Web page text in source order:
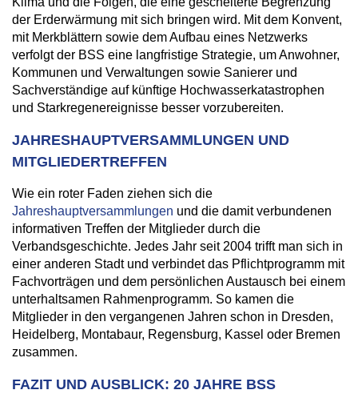
der Erderwärmung mit sich bringen wird. Mit dem Konvent,
mit Merkblättern sowie dem Aufbau eines Netzwerks
verfolgt der BSS eine langfristige Strategie, um Anwohner,
Kommunen und Verwaltungen sowie Sanierer und
Sachverständige auf künftige Hochwasserkatastrophen
und Starkregenereignisse besser vorzubereiten.
JAHRESHAUPTVERSAMMLUNGEN UND
MITGLIEDERTREFFEN
Wie ein roter Faden ziehen sich die
Jahreshauptversammlungen und die damit verbundenen
informativen Treffen der Mitglieder durch die
Verbandsgeschichte. Jedes Jahr seit 2004 trifft man sich in
einer anderen Stadt und verbindet das Pflichtprogramm mit
Fachvorträgen und dem persönlichen Austausch bei einem
unterhaltsamen Rahmenprogramm. So kamen die
Mitglieder in den vergangenen Jahren schon in Dresden,
Heidelberg, Montabaur, Regensburg, Kassel oder Bremen
zusammen.
FAZIT UND AUSBLICK: 20 JAHRE BSS